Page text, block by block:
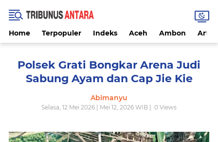
Home Terpopuler Indeks Aceh Ambon
Polsek Grati Bongkar Arena Judi
Sabung Ayam dan Cap Jie Kie
Abimanyu
Selasa, 12 Mei 2026 | Mei 12, 2026 WIB | 0 Views